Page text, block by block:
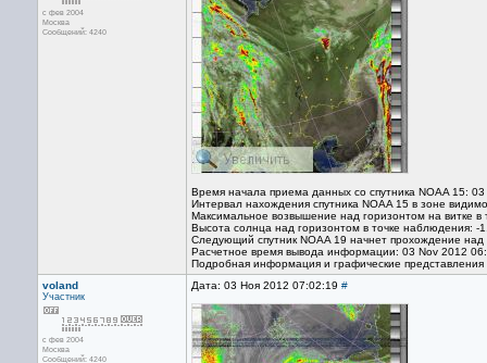
с фев 2004
Москва
Сообщений: 4240
Время начала приема данных со спутника NOAA 15:
Интервал нахождения спутника NOAA 15 в зоне
Максимальное возвышение над горизонтом на витке в
Высота солнца над горизонтом в точке наблюдения: -
Следующий спутник NOAA 19 начнет прохождение
Расчетное время вывода информации: 03 Nov 2012
Подробная информация и графические представления
voland
Участник
с фев 2004
Москва
Сообщений: 4240
Дата: 03 Ноя 2012 07:02:19 #